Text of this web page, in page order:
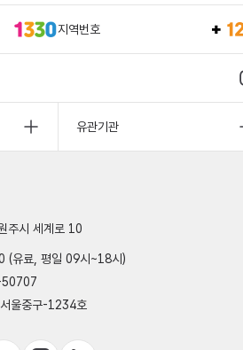
지역번호
유관기관
주시 세계로 10
유료, 평일 09시~18시)
울중구-1234호